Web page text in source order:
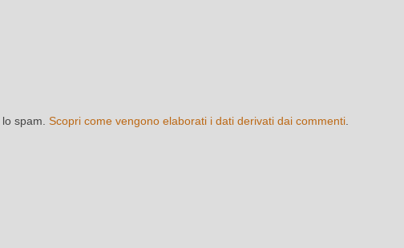
spam. Scopri come vengono elaborati i dati derivati dai commenti